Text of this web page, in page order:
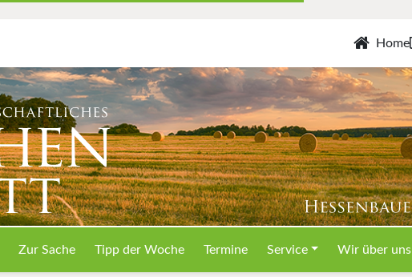
Home
Zur Sache Tipp der Woche Termine Service Wir über uns